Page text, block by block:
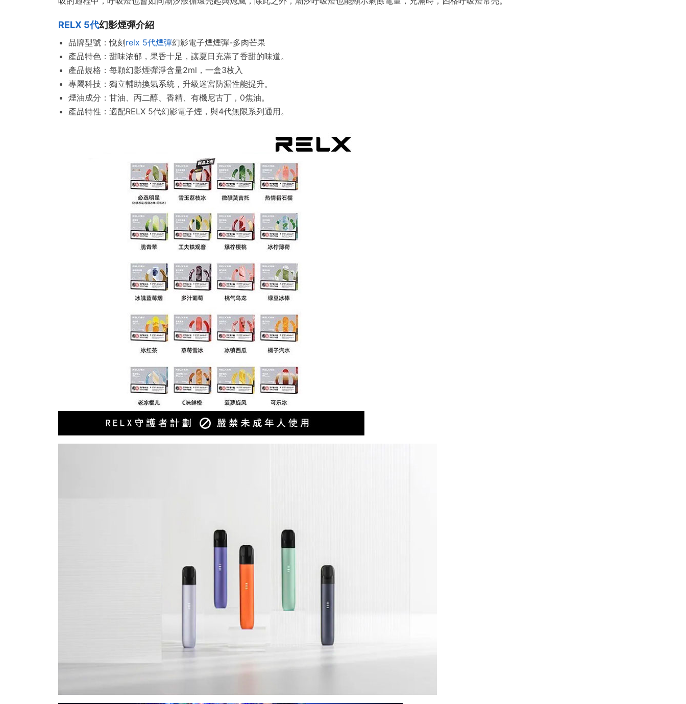
RELX 5代幻影煙彈介紹
品牌型號：悅刻relx 5代煙彈幻影電子煙煙彈-多肉芒果
產品特色： 甜味浓郁，果香十足 ，讓夏日充滿了香甜的味道。
產品規格：每顆幻影煙彈淨含量2ml，一盒3枚入
專屬科技：獨立輔助換氣系統，升級迷宮防漏性能提升。
煙油成分：甘油、丙二醇、香精、有機尼古丁，0焦油。
產品特性：適配RELX 5代幻影電子煙，與4代無限系列通用。